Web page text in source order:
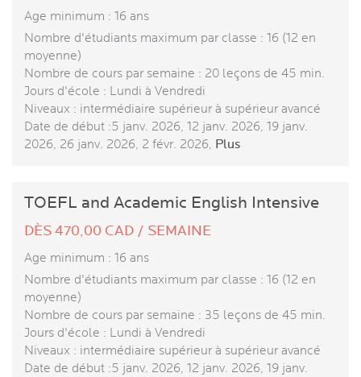
Age minimum : 16 ans
Nombre d'étudiants maximum par classe : 16 (12 en
moyenne)
Nombre de cours par semaine : 20 leçons de 45 min.
Jours d'école : Lundi à Vendredi
Niveaux : intermédiaire supérieur à supérieur avancé
Date de début :5 janv. 2026, 12 janv. 2026, 19 janv.
2026, 26 janv. 2026, 2 févr. 2026, Plus
TOEFL and Academic English Intensive
DÈS 470,00 CAD / SEMAINE
Age minimum : 16 ans
Nombre d'étudiants maximum par classe : 16 (12 en
moyenne)
Nombre de cours par semaine : 35 leçons de 45 min.
Jours d'école : Lundi à Vendredi
Niveaux : intermédiaire supérieur à supérieur avancé
Date de début :5 janv. 2026, 12 janv. 2026, 19 janv.